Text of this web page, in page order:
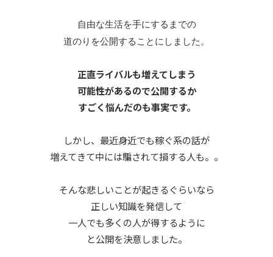
自由な生活を手にするまでの
道のりを公開することにしました。
正直ライバルも増えてしまう
可能性があるので公開するか
すごく悩んだのも事実です。
しかし、最近身近でも稼ぐ系の話が
増えてきて中には騙されて損する人も。。
そんな悲しいことが起きるぐらいなら
正しい知識を発信して
一人でも多くの人が得するように
と公開を決意しました。